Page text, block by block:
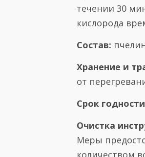
течении 30
кислорода
Состав:
Хранение и
от
Срок
Очистка
Меры
количеством